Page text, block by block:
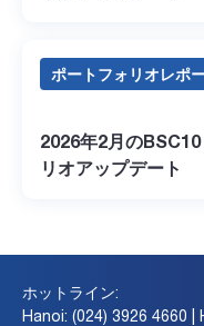
ポートフォリオレポ
2026年2月の
リオアップデート
ホットライン:
Hanoi: (024) 3926 4660 |